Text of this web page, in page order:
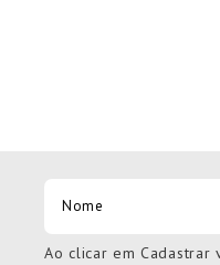
Ao clicar em Cadastrar